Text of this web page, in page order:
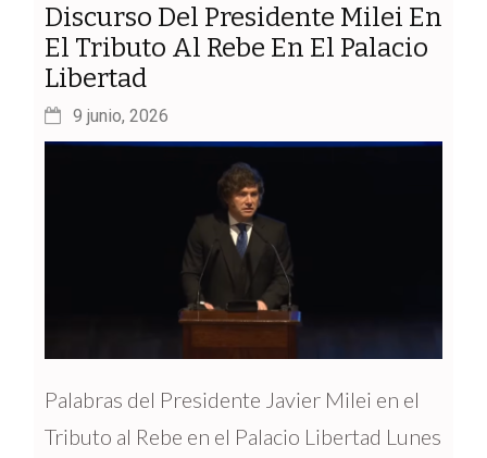
Discurso Del Presidente Milei En
El Tributo Al Rebe En El Palacio
Libertad
9 junio, 2026
Palabras del Presidente Javier Milei en el
Tributo al Rebe en el Palacio Libertad Lunes